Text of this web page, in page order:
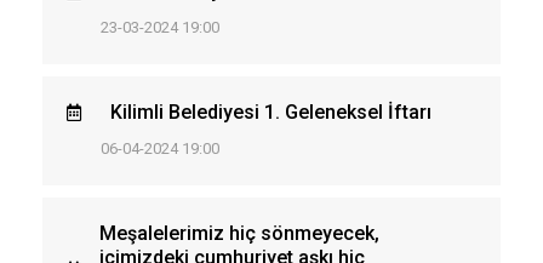
23-03-2024 19:00
Kilimli Belediyesi 1. Geleneksel İftarı
06-04-2024 19:00
Meşalelerimiz hiç sönmeyecek,
içimizdeki cumhuriyet aşkı hiç